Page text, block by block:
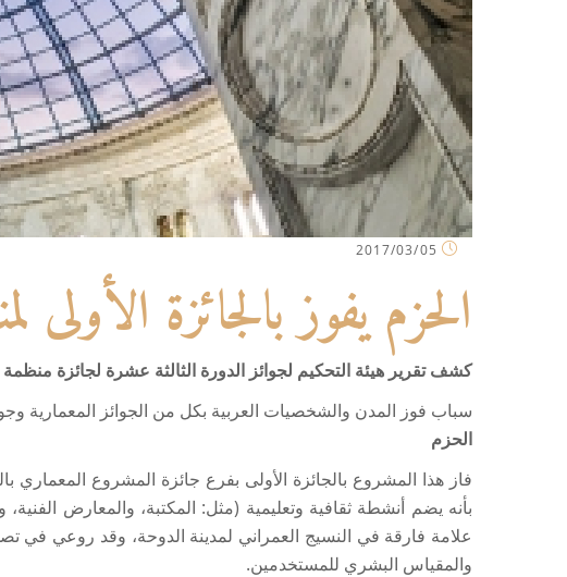
2017/03/05
الحزم يفوز بالجائزة الأولى
كشف تقرير هيئة التحكيم لجوائز الدورة الثالثة عشرة لجائزة منظمة
سباب فوز المدن والشخصيات العربية بكل من الجوائز المعمارية وجوائز تخضير وتجميل المدن
الحزم
فاز هذا المشروع بالجائزة الأولى بفرع جائزة المشروع المعماري
بأنه يضم أنشطة ثقافية وتعليمية (مثل: المكتبة، والمعارض
علامة فارقة في النسيج العمراني لمدينة الدوحة، وقد روعي في
والمقياس البشري للمستخدمين.